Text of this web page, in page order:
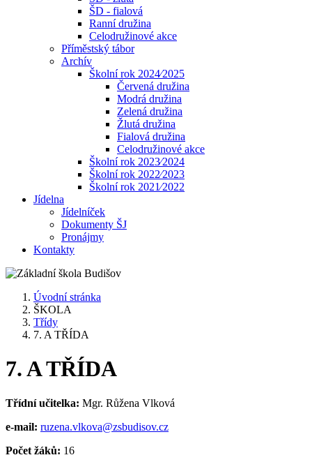
ŠD - fialová
Ranní družina
Celodružinové akce
Příměstský tábor
Archív
Školní rok 2024⁄2025
Červená družina
Modrá družina
Zelená družina
Žlutá družina
Fialová družina
Celodružinové akce
Školní rok 2023⁄2024
Školní rok 2022⁄2023
Školní rok 2021⁄2022
Jídelna
Jídelníček
Dokumenty ŠJ
Pronájmy
Kontakty
Úvodní stránka
ŠKOLA
Třídy
7. A TŘÍDA
7. A TŘÍDA
Třídní učitelka: Mgr. Růžena Vlková
e-mail: ruzena.vlkova@zsbudisov.cz
Počet žáků: 16